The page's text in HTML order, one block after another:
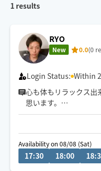
1 results
RYO
New 0.0(0
Login Status: Within
心も体もリラックス出
思います。
気軽な気楽なリラクゼ
かり今の状況を伺っ
ます。
カレンダーに入ってい
な日もありますので是
Availability on 08/08 (Sat)
17:30 18:00